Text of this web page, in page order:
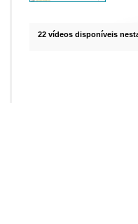
22 vídeos disponíveis